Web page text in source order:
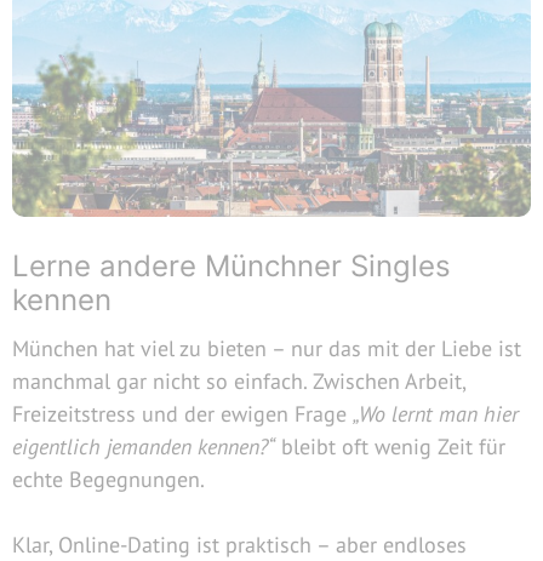
Lerne andere Münchner Singles
kennen
München hat viel zu bieten – nur das mit der Liebe ist
manchmal gar nicht so einfach. Zwischen Arbeit,
Freizeitstress und der ewigen Frage „Wo lernt man hier
eigentlich jemanden kennen?“bleibt oft wenig Zeit für
echte Begegnungen.
Klar, Online-Dating ist praktisch – aber endloses